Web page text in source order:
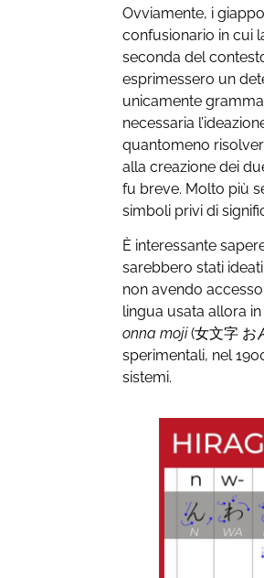
Ovviamente, i
confusionario in cui
seconda del
esprimessero un
unicamente
necessaria
quantomeno
alla creazione dei
fu breve. Molto più
simboli privi di
È interessante
sarebbero stati
non avendo
lingua usata allora
onna moji(女文字 お
sperimentali, nel
sistemi.